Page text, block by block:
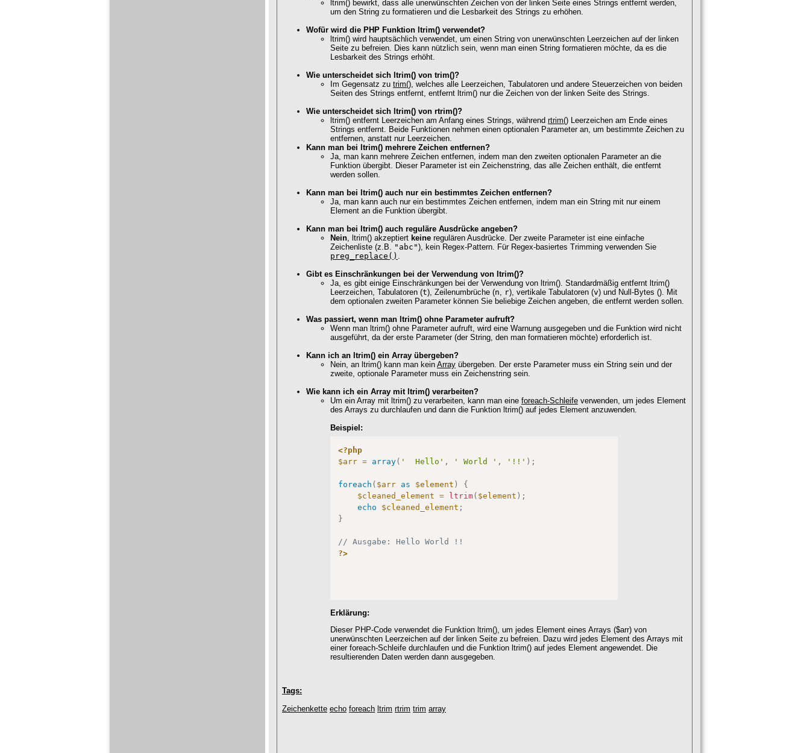
ltrim() bewirkt, dass alle unerwünschten Zeichen von der linken Seite eines Strings entfernt werden,
um den String zu formatieren und die Lesbarkeit des Strings zu erhöhen.
Wofür wird die PHP Funktion ltrim() verwendet?
ltrim() wird hauptsächlich verwendet, um einen String von unerwünschten Leerzeichen auf der linken
Seite zu befreien. Dies kann nützlich sein, wenn man einen String formatieren möchte, da es die
Lesbarkeit des Strings erhöht.
Wie unterscheidet sich ltrim() von trim()?
Im Gegensatz zu trim() , welches alle Leerzeichen, Tabulatoren und andere Steuerzeichen von beiden
Seiten des Strings entfernt, entfernt ltrim() nur die Zeichen von der linken Seite des Strings.
Wie unterscheidet sich ltrim() von rtrim()?
ltrim() entfernt Leerzeichen am Anfang eines Strings, während rtrim() Leerzeichen am Ende eines
Strings entfernt. Beide Funktionen nehmen einen optionalen Parameter an, um bestimmte Zeichen zu
entfernen, anstatt nur Leerzeichen.
Kann man bei ltrim() mehrere Zeichen entfernen?
Ja, man kann mehrere Zeichen entfernen, indem man den zweiten optionalen Parameter an die
Funktion übergibt. Dieser Parameter ist ein Zeichenstring, das alle Zeichen enthält, die entfernt
werden sollen.
Kann man bei ltrim() auch nur ein bestimmtes Zeichen entfernen?
Ja, man kann auch nur ein bestimmtes Zeichen entfernen, indem man ein String mit nur einem
Element an die Funktion übergibt.
Kann man bei ltrim() auch reguläre Ausdrücke angeben?
Nein , ltrim() akzeptiert keine regulären Ausdrücke. Der zweite Parameter ist eine einfache
Zeichenliste (z.B.
"abc"), kein Regex-Pattern. Für Regex-basiertes Trimming verwenden Sie
preg_replace()
Gibt es Einschränkungen bei der Verwendung von ltrim()?
Ja, es gibt einige Einschränkungen bei der Verwendung von ltrim(). Standardmäßig entfernt ltrim()
Leerzeichen, Tabulatoren (t), Zeilenumbrüche (n r), vertikale Tabulatoren (v) und Null-Bytes (). Mit
dem optionalen zweiten Parameter können Sie beliebige Zeichen angeben, die entfernt werden sollen.
Was passiert, wenn man ltrim() ohne Parameter aufruft?
Wenn man ltrim() ohne Parameter aufruft, wird eine Warnung ausgegeben und die Funktion wird nicht
ausgeführt, da der erste Parameter (der String, den man formatieren möchte) erforderlich ist.
Kann ich an ltrim() ein Array übergeben?
Nein, an ltrim() kann man kein Array übergeben. Der erste Parameter muss ein String sein und der
zweite, optionale Parameter muss ein Zeichenstring sein.
Wie kann ich ein Array mit ltrim() verarbeiten?
Um ein Array mit ltrim() zu verarbeiten, kann man eine foreach-Schleife verwenden, um jedes Element
des Arrays zu durchlaufen und dann die Funktion ltrim() auf jedes Element anzuwenden.
Beispiel:
<?php
$arr = array( '  Hello' , ' World ' , '!!' ) ;
foreach ( $arr as $element )
{
$cleaned_element
= ltrim( $element ) ;
echo
$cleaned_element ;
}
// Ausgabe: Hello World !!
?>
Erklärung:
Dieser PHP-Code verwendet die Funktion ltrim(), um jedes Element eines Arrays ($arr) von
unerwünschten Leerzeichen auf der linken Seite zu befreien. Dazu wird jedes Element des Arrays mit
einer foreach-Schleife durchlaufen und die Funktion ltrim() auf jedes Element angewendet. Die
resultierenden Daten werden dann ausgegeben.
Tags:
Zeichenkette echo foreach ltrim rtrim trim array